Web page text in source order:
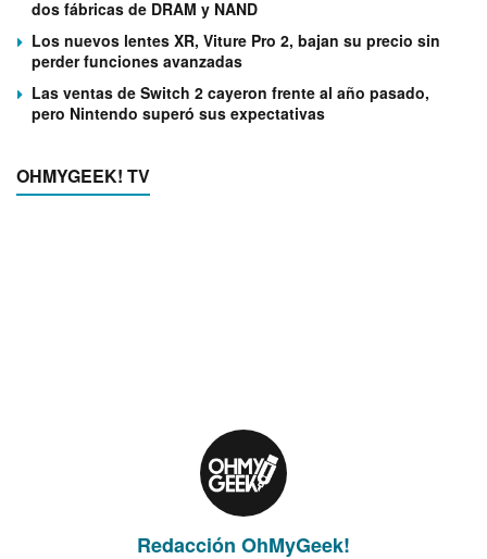
dos fábricas de DRAM y NAND
Los nuevos lentes XR, Viture Pro 2, bajan su precio sin
perder funciones avanzadas
Las ventas de Switch 2 cayeron frente al año pasado,
pero Nintendo superó sus expectativas
OHMYGEEK! TV
Redacción OhMyGeek!